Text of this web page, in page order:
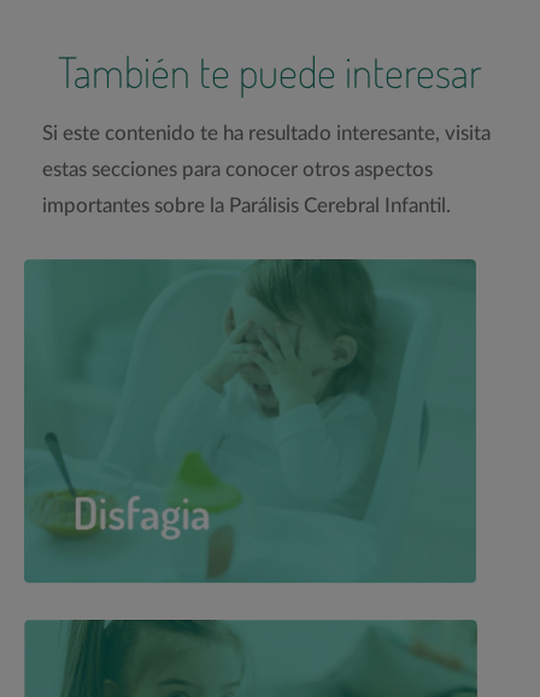
También te puede interesar
Si este contenido te ha resultado interesante, visita
estas secciones para conocer otros aspectos
importantes sobre la Parálisis Cerebral Infantil.